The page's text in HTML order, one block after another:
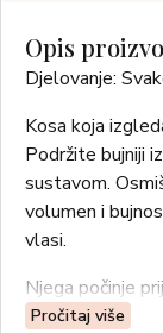
Opis
Djelovanje:
Kosa koja
Podržite bujniji
sustavom.
volumen i
vlasi.
Njega počinje
Booster, čije
Pročitaj više